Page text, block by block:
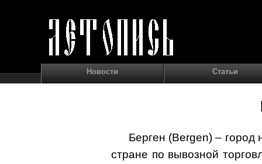
Новости Статьи
Берген (Bergen) – город
стране по вывозной